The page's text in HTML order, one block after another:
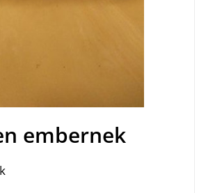
embernek